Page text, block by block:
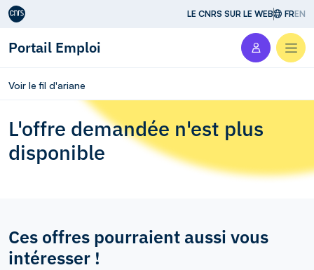
Aller au contenu LE CNRS SUR LE WEB FREN
Portail Emploi
Voir le fil d'ariane
L'offre demandée n'est plus
disponible
Ces offres pourraient aussi vous
intéresser !